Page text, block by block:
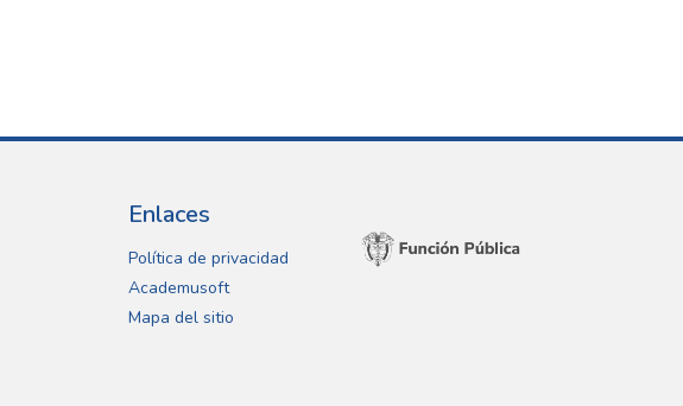
Enlaces
Política de privacidad
Academusoft
Mapa del sitio